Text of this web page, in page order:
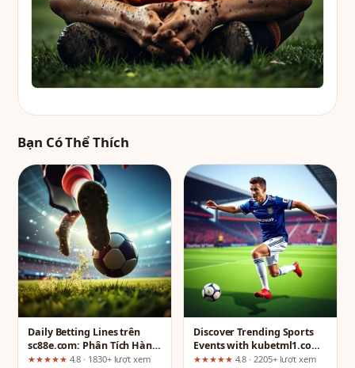
Bạn Có Thể Thích
Daily Betting Lines trên
sc88e.com: Phân Tích Hành
Trình Người Dùng Từ Đầu
★★★★★ 4.8 · 1830+ lượt xem
Discover Trending Sports
Events with kubetml1.com:
An Independent User
★★★★★ 4.8 · 2205+ lượt xem